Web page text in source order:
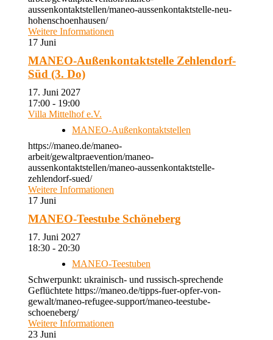
aussenkontaktstellen/maneo-aussenkontaktstelle-neu-
hohenschoenhausen/
Weitere Informationen
17 Juni
MANEO-Außenkontaktstelle Zehlendorf-
Süd (3. Do)
17. Juni 2027
17:00 - 19:00
Villa Mittelhof e.V.
MANEO-Außenkontaktstellen
https://maneo.de/maneo-
arbeit/gewaltpraevention/maneo-
aussenkontaktstellen/maneo-aussenkontaktstelle-
zehlendorf-sued/
Weitere Informationen
17 Juni
MANEO-Teestube Schöneberg
17. Juni 2027
18:30 - 20:30
MANEO-Teestuben
Schwerpunkt: ukrainisch- und russisch-sprechende
Geflüchtete https://maneo.de/tipps-fuer-opfer-von-
gewalt/maneo-refugee-support/maneo-teestube-
schoeneberg/
Weitere Informationen
23 Juni